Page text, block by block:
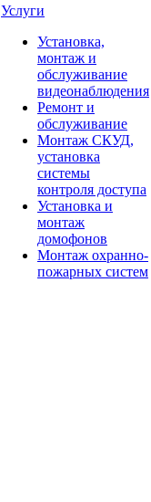
Услуги
Установка,
монтаж и
обслуживание
видеонаблюдения
Ремонт и
обслуживание
Монтаж СКУД,
установка
системы
контроля доступа
Установка и
монтаж
домофонов
Монтаж охранно-
пожарных систем